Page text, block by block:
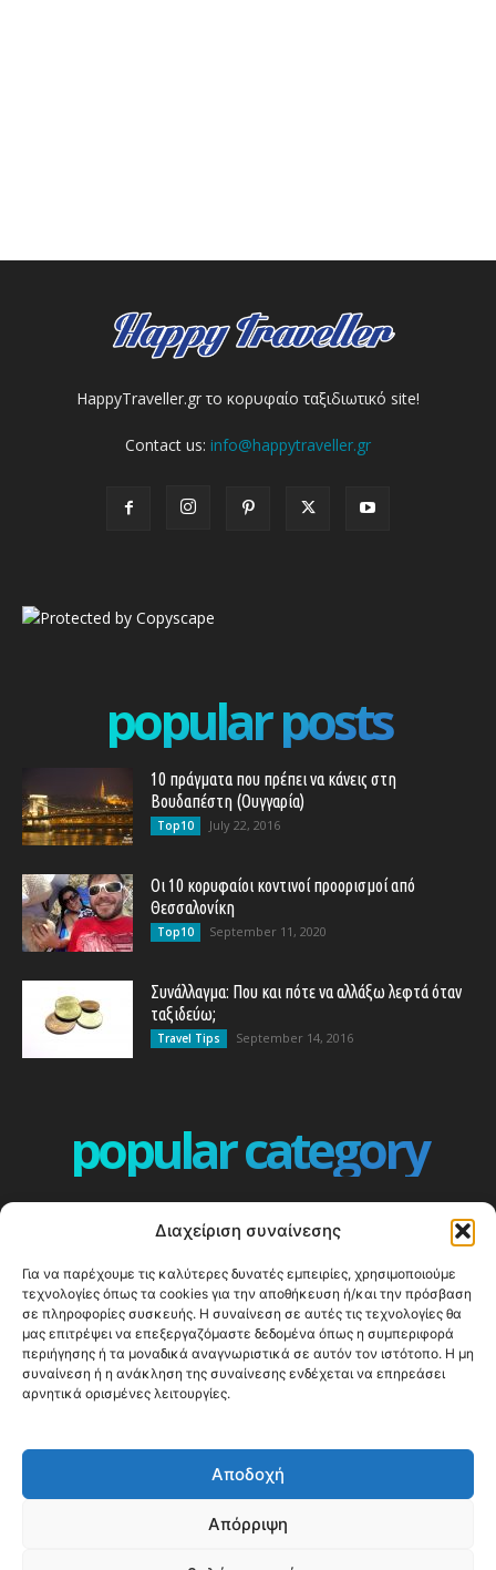
Διαχείριση συναίνεσης
Για να παρέχουμε τις καλύτερες δυνατές εμπειρίες, χρησιμοποιούμε
τεχνολογίες όπως τα cookies για την αποθήκευση ή/και την πρόσβαση
σε πληροφορίες συσκευής. Η συναίνεση σε αυτές τις τεχνολογίες θα
μας επιτρέψει να επεξεργαζόμαστε δεδομένα όπως η συμπεριφορά
περιήγησης ή τα μοναδικά αναγνωριστικά σε αυτόν τον ιστότοπο. Η μη
συναίνεση ή η ανάκληση της συναίνεσης ενδέχεται να επηρεάσει
αρνητικά ορισμένες λειτουργίες.
Αποδοχή
Απόρριψη
HappyTraveller.gr το κορυφαίο ταξιδιωτικό site!
Contact us: info@happytraveller.gr
popular posts
10 πράγματα που πρέπει να κάνεις στη
Βουδαπέστη (Ουγγαρία)
Top10 July 22, 2016
Οι 10 κορυφαίοι κοντινοί προορισμοί από
Θεσσαλονίκη
Top10 September 11, 2020
Συνάλλαγμα: Που και πότε να αλλάξω λεφτά όταν
ταξιδεύω;
Travel Tips September 14, 2016
popular category
360
ΕΥΡΩΠΗ
332
ΚΟΣΜΟΣ - WORLD
328
Top10
303
Cool spots
ΝΗΣΙΑ
247